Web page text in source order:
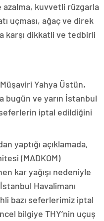
azalma, kuvvetli rüzgarla
uçması, ağaç ve direk
karşı dikkatli ve tedbirli
Müşaviri Yahya Üstün,
bugün ve yarın İstanbul
seferlerin iptal edildiğini
yaptığı açıklamada,
(MADKOM)
kar yağışı nedeniyle
Havalimanı
bazı seferlerimiz iptal
bilgiye THY’nin uçuş